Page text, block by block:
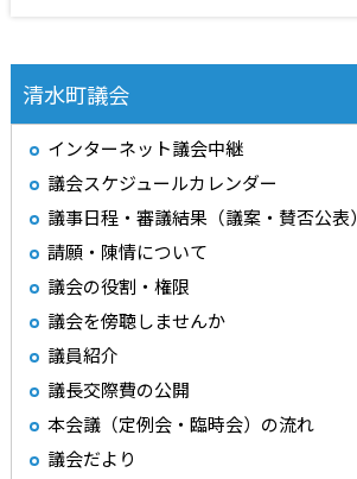
清水町議会
インターネット議会中継
議会スケジュールカレンダー
議事日程・審議結果（議案・賛否公表）
請願・陳情について
議会の役割・権限
議会を傍聴しませんか
議員紹介
議長交際費の公開
本会議（定例会・臨時会）の流れ
議会だより